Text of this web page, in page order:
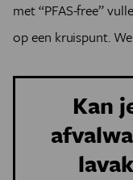
met “PFAS-free”
op een kruispunt.
Kan